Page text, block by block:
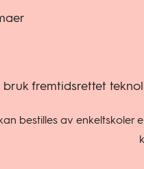
bruk fremtidsrettet
bestilles av enkeltskoler